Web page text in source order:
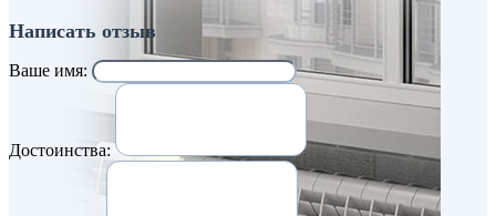
Написать отзыв
Ваше имя:
Достоинства: